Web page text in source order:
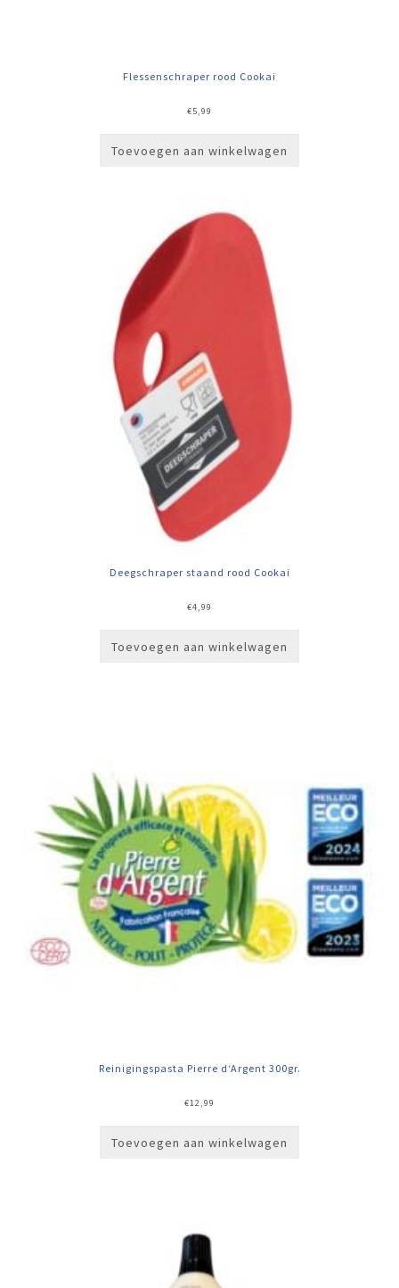
Flessenschraper rood Cookai
€5,99
Toevoegen aan winkelwagen
Deegschraper staand rood Cookai
€4,99
Toevoegen aan winkelwagen
Reinigingspasta Pierre d‘Argent 300gr.
€12,99
Toevoegen aan winkelwagen